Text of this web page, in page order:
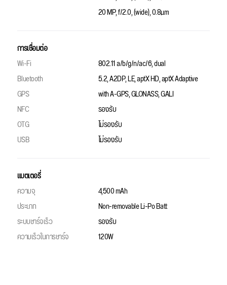
20 MP, f/2.0, (wide), 0.8µm
การเชื่อมต่อ
Wi-Fi
802.11 a/b/g/n/ac/6, dual
Bluetooth
5.2, A2DP, LE, aptX HD, aptX Adaptive
GPS
with A-GPS, GLONASS, GALI
NFC
รองรับ
OTG
ไม่รองรับ
USB
ไม่รองรับ
แบตเตอรี่
ความจุ
4,500 mAh
ประเภท
Non-removable Li-Po Batt
ระบบชาร์จเร็ว
รองรับ
ความเร็วในการชาร์จ
120W